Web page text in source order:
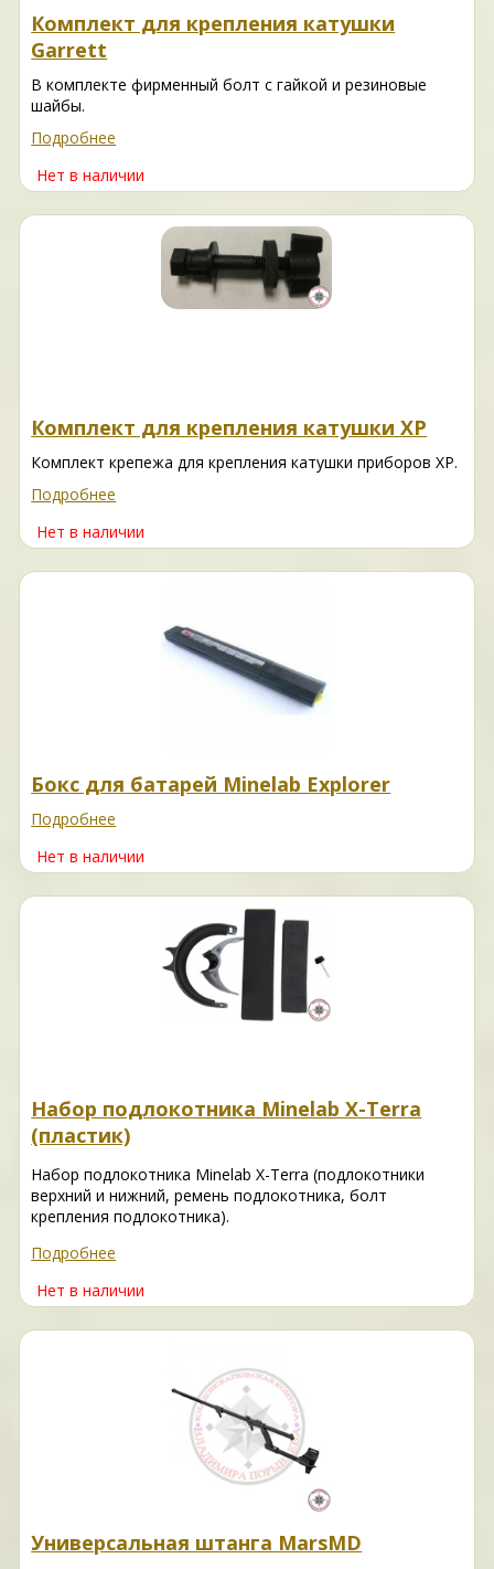
Комплект для крепления катушки
Garrett
В комплекте фирменный болт с гайкой и резиновые
шайбы.
Подробнее
Нет в наличии
Комплект для крепления катушки ХР
Комплект крепежа для крепления катушки приборов ХР.
Подробнее
Нет в наличии
Бокс для батарей Minelab Explorer
Подробнее
Нет в наличии
Набор подлокотника Minelab X-Terra
(пластик)
Набор подлокотника Minelab X-Terra (подлокотники
верхний и нижний, ремень подлокотника, болт
крепления подлокотника).
Подробнее
Нет в наличии
Универсальная штанга MarsMD